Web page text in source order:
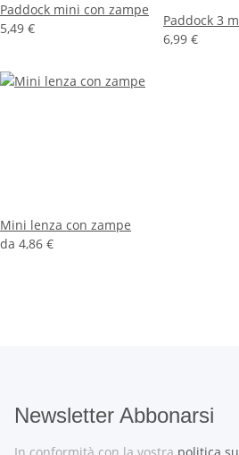
Paddock mini con zampe
5,49 €
Paddock 3
6,99 €
Mini lenza con zampe
da 4,86 €
Newsletter Abbonarsi